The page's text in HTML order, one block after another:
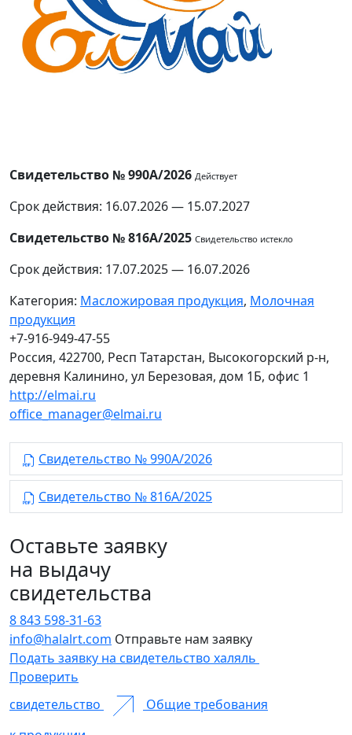
Свидетельство № 990А/2026 Действует
Срок действия: 16.07.2026 — 15.07.2027
Свидетельство № 816А/2025 Свидетельство истекло
Срок действия: 17.07.2025 — 16.07.2026
Категория: Масложировая продукция, Молочная
продукция
+7-916-949-47-55
Россия, 422700, Респ Татарстан, Высокогорский р-н,
деревня Калинино, ул Березовая, дом 1Б, офис 1
http://elmai.ru
office_manager@elmai.ru
Свидетельство № 990А/2026
Свидетельство № 816А/2025
Оставьте заявку
на выдачу
свидетельства
8 843 598-31-63
info@halalrt.com Отправьте нам заявку
Подать заявку на свидетельство халяль
Проверить
свидетельство
Общие требования